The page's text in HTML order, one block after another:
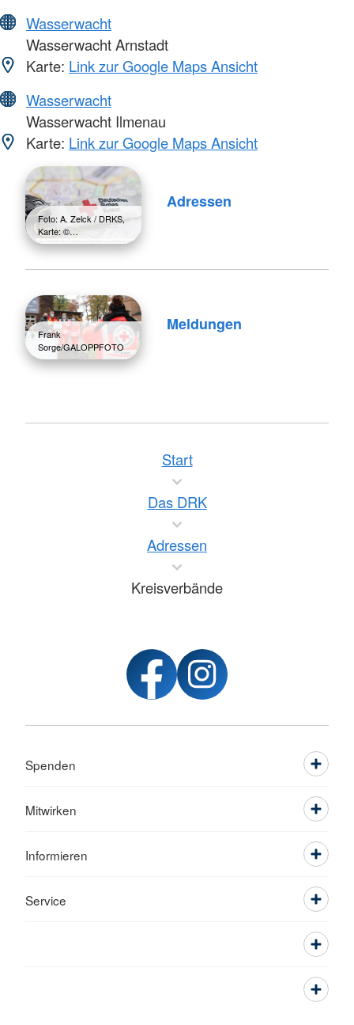
Wasserwacht
Wasserwacht Arnstadt
Karte: Link zur Google Maps Ansicht
Wasserwacht
Wasserwacht Ilmenau
Karte: Link zur Google Maps Ansicht
Foto: A. Zelck / DRKS,
Karte: ©…
Adressen
Frank
Sorge/GALOPPFOTO
Meldungen
Start
Das DRK
Adressen
Kreisverbände
Spenden
Mitwirken
Informieren
Service